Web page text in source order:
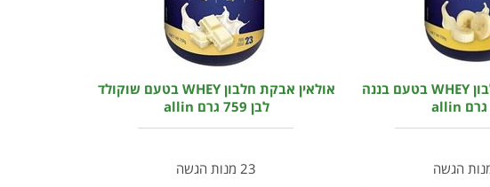
אולאין אבקת חלבון WHEY בטעם בננה
אולאין אבקת חלבון WHEY בטעם שוקולד
לבן 759 גרם allin
23 מנות הגשה